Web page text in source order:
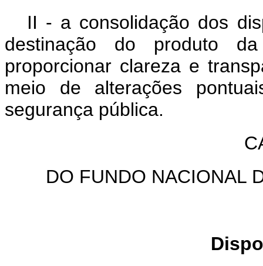
II - a consolidação dos
destinação do produto
proporcionar clareza e
meio de alterações
segurança pública.
DO FUNDO NACIONAL